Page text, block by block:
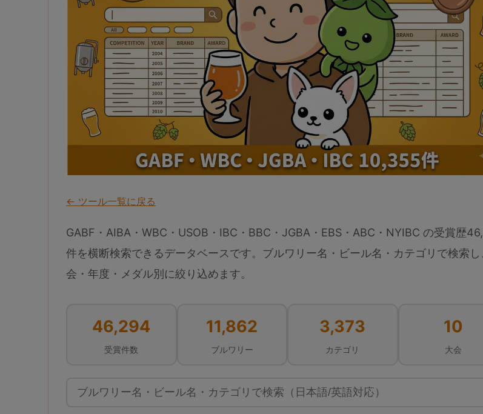
← ツール一覧に戻る
GABF・AIBA・WBC・USOB・IBC・BBC・JGBA・EBS・ABC・NYIBC の受賞歴
件を横断検索できるデータベースです。ブルワリー名・ビール名・カテゴリで検索し
会・年度・メダル別に絞り込めます。
46,294
受賞件数
11,862
ブルワリー
3,373
カテゴリ
10
大会